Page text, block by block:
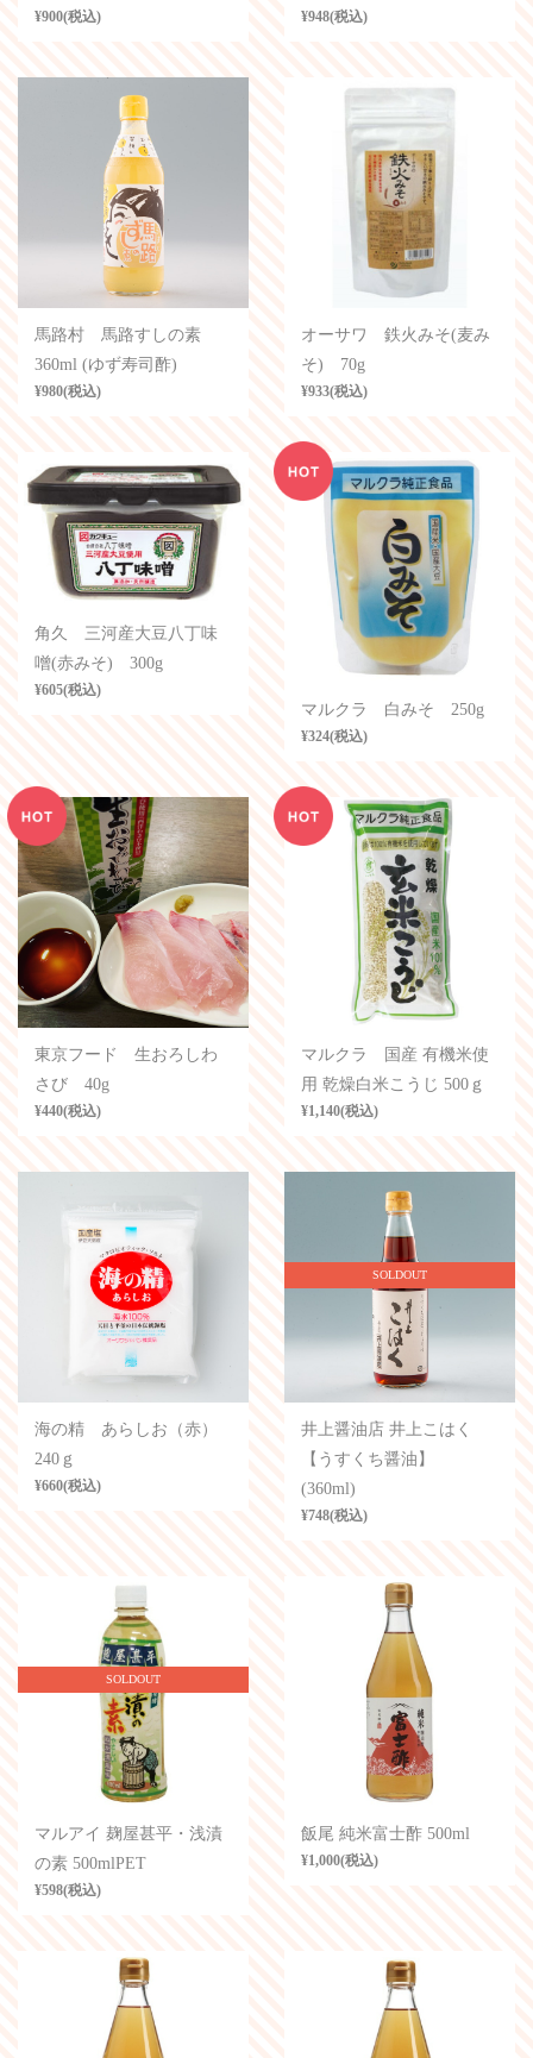
¥900(税込) ¥948(税込)
馬路村 馬路すしの素
360ml (ゆず寿司酢)
¥980(税込)
オーサワ 鉄火みそ(麦み
そ) 70g
¥933(税込)
角久 三河産大豆八丁味
噌(赤みそ) 300g
¥605(税込)
マルクラ 白みそ 250g
¥324(税込)
東京フード 生おろしわ
さび 40g
¥440(税込)
マルクラ 国産 有機米使
用 乾燥白米こうじ 500ｇ
¥1,140(税込)
海の精 あらしお（赤）
240ｇ
¥660(税込)
SOLDOUT
井上醤油店 井上こはく
【うすくち醤油】
(360ml)
¥748(税込)
SOLDOUT
マルアイ 麹屋甚平・浅漬
の素 500mlPET
¥598(税込)
飯尾 純米富士酢 500ml
¥1,000(税込)